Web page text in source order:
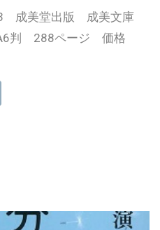
成美堂出版 成美文庫
判 288ページ 価格